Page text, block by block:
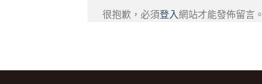
很抱歉，必須登入網站才能發佈留言。